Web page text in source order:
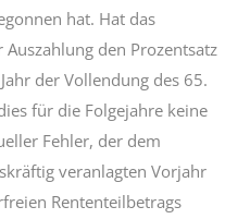
hat. Hat das
den Prozentsatz
der Vollendung des 65.
für die Folgejahre keine
Fehler, der dem
veranlagten Vorjahr
Rententeilbetrags